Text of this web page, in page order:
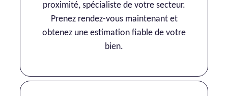
proximité, spécialiste de votre secteur.
Prenez rendez-vous maintenant et
obtenez une estimation fiable de votre
bien.